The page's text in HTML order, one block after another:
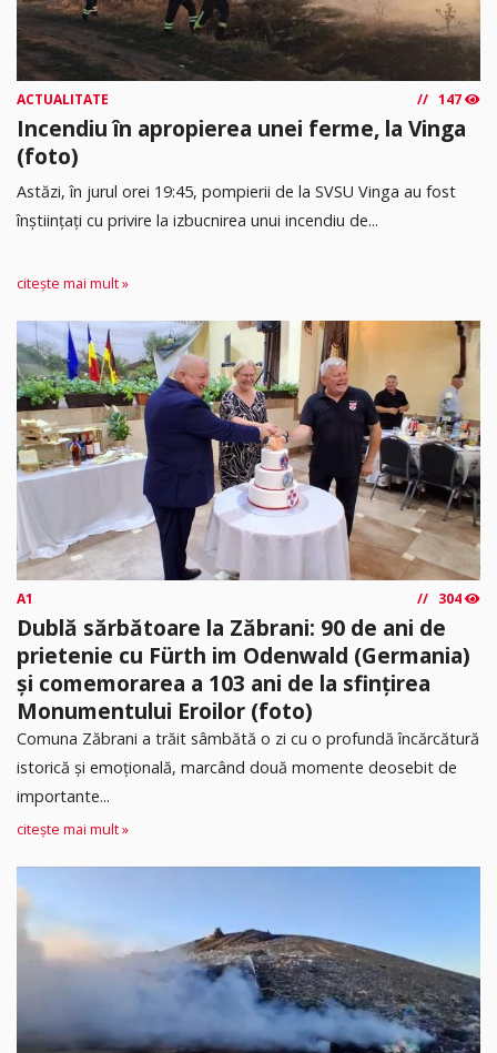
ACTUALITATE 147
Incendiu în apropierea unei ferme, la Vinga
(foto)
Astăzi, în jurul orei 19:45, pompierii de la SVSU Vinga au fost
înștiințați cu privire la izbucnirea unui incendiu de...
citește mai mult »
A1 304
Dublă sărbătoare la Zăbrani: 90 de ani de
prietenie cu Fürth im Odenwald (Germania)
și comemorarea a 103 ani de la sfințirea
Monumentului Eroilor (foto)
Comuna Zăbrani a trăit sâmbătă o zi cu o profundă încărcătură
istorică și emoțională, marcând două momente deosebit de
importante...
citește mai mult »